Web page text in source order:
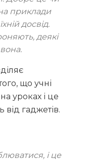
приклади
досвід.
деякі
що учні
на уроках і це
від гаджетів.
і це